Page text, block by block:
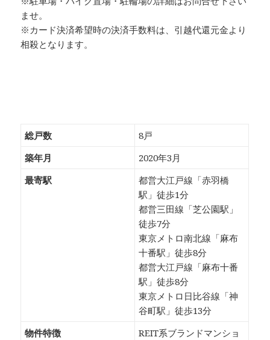
ませ。
※カード決済希望時の決済手数料は、引越代還元金より
相殺となります。
総戸数
8戸
築年月
2020年3月
最寄駅
都営大江戸線「赤羽橋
駅」徒歩1分
都営三田線「芝公園駅」
徒歩7分
東京メトロ南北線「麻布
十番駅」徒歩8分
都営大江戸線「麻布十番
駅」徒歩8分
東京メトロ日比谷線「神
谷町駅」徒歩13分
物件特徴
REIT系ブランドマンショ